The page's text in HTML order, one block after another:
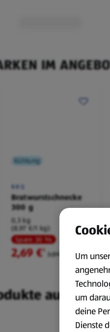
IM
Kühlung
BBQ
Bratwurstschnecke
300 g
0,3 kg
(8,97 €/1 kg)
Spare 30 %
2,69 €² 3,89 €
aus
Um
um
deine
Dienste